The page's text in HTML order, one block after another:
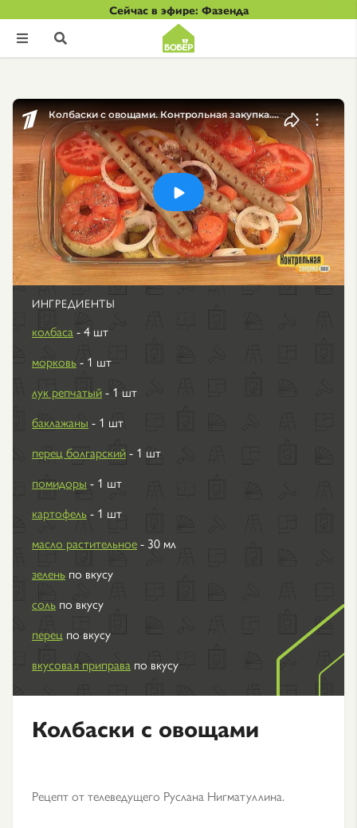
Сейчас в эфире: Фазенда
 
ИНГРЕДИЕНТЫ
колбаса- 4 шт
морковь- 1 шт
лук репчатый- 1 шт
баклажаны - 1 шт
перец болгарский- 1 шт
помидоры - 1 шт
картофель- 1 шт
масло растительное- 30 мл
зелень по вкусу
соль по вкусу
перец по вкусу
вкусовая приправа по вкусу
Колбаски с овощами
Рецепт от телеведущего Руслана Нигматуллина.